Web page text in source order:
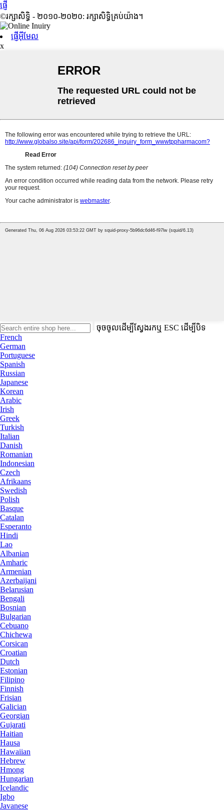
ផ្ញើ
©រក្សាសិទ្ធិ - ២០១០-២០២០: រក្សាសិទ្ធិគ្រប់យ៉ាង។
ផ្ញើអ៊ីមែល
x
ចុចចូលដើម្បីស្វែងរកឬ ESC ដើម្បីបិទ
French
German
Portuguese
Spanish
Russian
Japanese
Korean
Arabic
Irish
Greek
Turkish
Italian
Danish
Romanian
Indonesian
Czech
Afrikaans
Swedish
Polish
Basque
Catalan
Esperanto
Hindi
Lao
Albanian
Amharic
Armenian
Azerbaijani
Belarusian
Bengali
Bosnian
Bulgarian
Cebuano
Chichewa
Corsican
Croatian
Dutch
Estonian
Filipino
Finnish
Frisian
Galician
Georgian
Gujarati
Haitian
Hausa
Hawaiian
Hebrew
Hmong
Hungarian
Icelandic
Igbo
Javanese